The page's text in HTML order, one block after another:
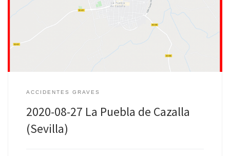
Menores afectados: Un bebé (16 meses), herido. Más
ACCIDENTES GRAVES
2020-08-27 La Puebla de Cazalla
(Sevilla)